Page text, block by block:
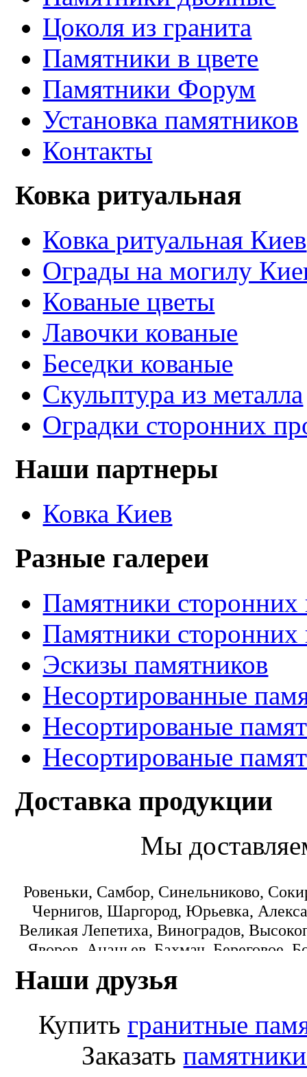
Цоколя из гранита
Памятники в цвете
Памятники Форум
Установка памятников
Контакты
Ковка ритуальная
Ковка ритуальная Киев
Ограды на могилу
Кованые цветы
Лавочки кованые
Беседки кованые
Скульптура из металла
Оградки сторонних
Наши партнеры
Ковка Киев
Разные галереи
Памятники сторонних
Памятники сторонних
Эскизы памятников
Несортированные
Несортированые
Несортированые
Доставка продукции
Мы
Ровеньки, Самбор, Синельниково,
Чернигов, Шаргород, Юрьевка,
Великая Лепетиха, Виноградов,
Яворов, Ананьев, Бахмач, Береговое,
Коминтерновское, Краматорск,
Пологи, Радомишль, Рокитное,
Лисичанск, Любомль, Машевка,
Переяслав-Хмельницкий,
Наши друзья
Купить гранитные
Заказать